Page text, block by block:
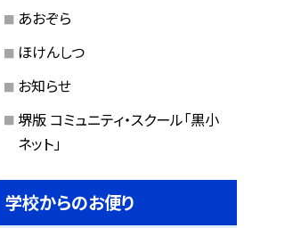
あおぞら
ほけんしつ
お知らせ
堺版 コミュニティ・スクール「黒小
ネット」
学校からのお便り